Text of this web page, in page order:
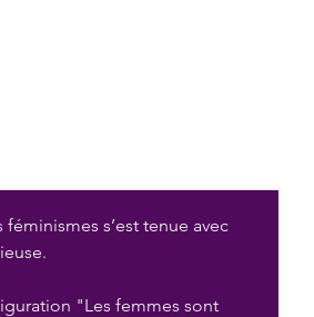
s’est tenue avec
"Les femmes sont